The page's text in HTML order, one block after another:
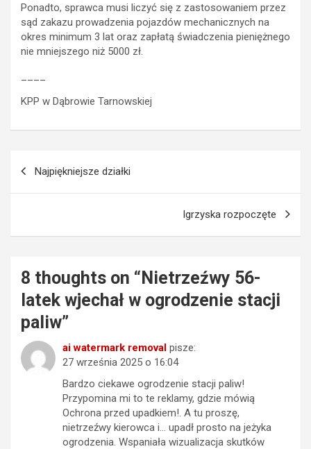
Ponadto, sprawca musi liczyć się z zastosowaniem przez
sąd zakazu prowadzenia pojazdów mechanicznych na
okres minimum 3 lat oraz zapłatą świadczenia pieniężnego
nie mniejszego niż 5000 zł.
KPP w Dąbrowie Tarnowskiej
wpisu
Najpiękniejsze działki
Igrzyska rozpoczęte
8 thoughts on “Nietrzeźwy 56-
latek wjechał w ogrodzenie stacji
paliw”
ai watermark removal pisze:
27 września 2025 o 16:04
Bardzo ciekawe ogrodzenie stacji paliw!
Przypomina mi to te reklamy, gdzie mówią
Ochrona przed upadkiem!. A tu proszę,
nietrzeźwy kierowca i… upadł prosto na jeżyka
ogrodzenia. Wspaniała wizualizacja skutków